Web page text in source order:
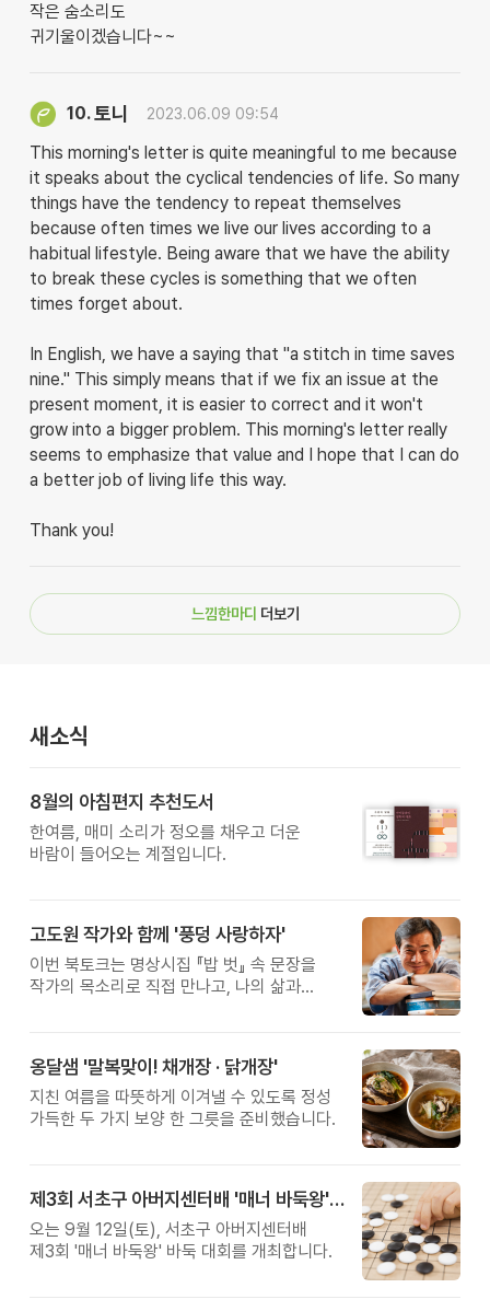
작은 숨소리도
귀기울이겠습니다~~
10.토니 2023.06.09 09:54
This morning's letter is quite meaningful to me because
it speaks about the cyclical tendencies of life. So many
things have the tendency to repeat themselves
because often times we live our lives according to a
habitual lifestyle. Being aware that we have the ability
to break these cycles is something that we often
times forget about.
In English, we have a saying that "a stitch in time saves
nine." This simply means that if we fix an issue at the
present moment, it is easier to correct and it won't
grow into a bigger problem. This morning's letter really
seems to emphasize that value and I hope that I can do
a better job of living life this way.
Thank you!
느낌한마디 더보기
새소식
8월의 아침편지 추천도서
한여름, 매미 소리가 정오를 채우고 더운
바람이 들어오는 계절입니다.
고도원 작가와 함께 '풍덩 사랑하자'
이번 북토크는 명상시집 『밥 벗』 속 문장을
작가의 목소리로 직접 만나고, 나의 삶과
옹달샘 '말복맞이! 채개장 · 닭개장'
지친 여름을 따뜻하게 이겨낼 수 있도록 정성
가득한 두 가지 보양 한 그릇을 준비했습니다.
제3회 서초구 아버지센터배 '매너 바둑왕' 대회
오는 9월 12일(토), 서초구 아버지센터배
제3회 '매너 바둑왕' 바둑 대회를 개최합니다.